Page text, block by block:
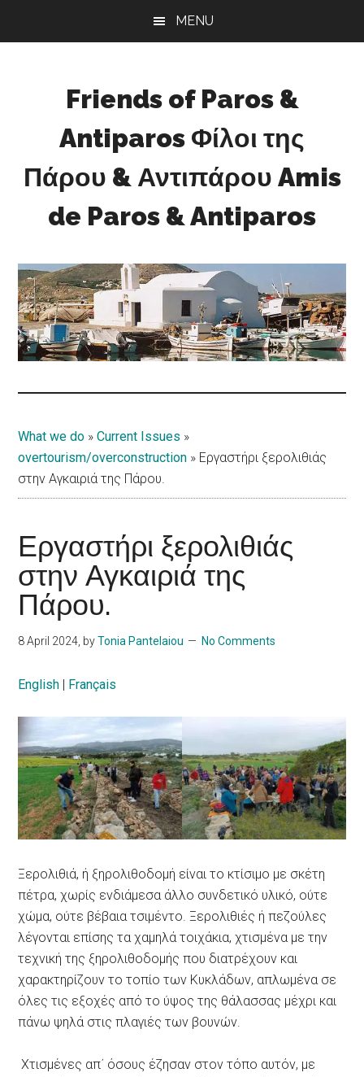
MENU
Friends of Paros &
Antiparos Φίλοι της
Πάρου & Αντιπάρου Amis
de Paros & Antiparos
development
for
Paros
&
Antiparos
What we do »Current Issues »
overtourism/overconstruction » Εργαστήρι ξερολιθιάς
στην Αγκαιριά της Πάρου.
Εργαστήρι ξερολιθιάς
στην Αγκαιριά της
Πάρου.
8 April 2024, byTonia Pantelaiou No Comments
English Français
Ξερολιθιά, ή ξηρολιθοδομή είναι το κτίσιμο με σκέτη
πέτρα, χωρίς ενδιάμεσα άλλο συνδετικό υλικό, ούτε
χώμα, ούτε βέβαια τσιμέντο. Ξερολιθιές ή πεζούλες
λέγονται επίσης τα χαμηλά τοιχάκια, χτισμένα με την
τεχνική της ξηρολιθοδομής που διατρέχουν και
χαρακτηρίζουν το τοπίο των Κυκλάδων, απλωμένα σε
όλες τις εξοχές από το ύψος της θάλασσας μέχρι και
πάνω ψηλά στις πλαγιές των βουνών.
Χτισμένες απ΄ όσους έζησαν στον τόπο αυτόν, με